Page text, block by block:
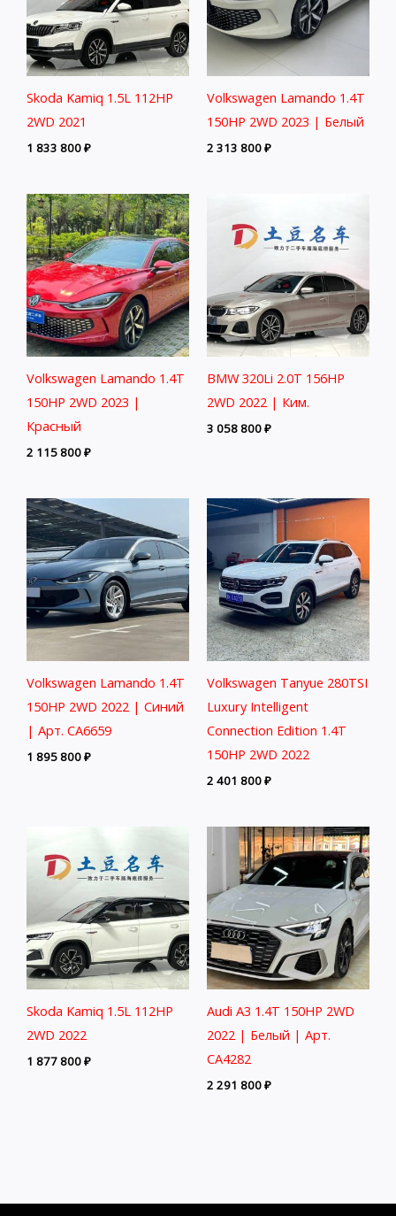
Skoda Kamiq 1.5L 112HP
2WD 2021
1 833 800₽
Volkswagen Lamando 1.4T
150HP 2WD 2023 | Белый
2 313 800₽
Volkswagen Lamando 1.4T
150HP 2WD 2023 |
Красный
2 115 800₽
BMW 320Li 2.0T 156HP
2WD 2022 | Ким.
3 058 800₽
Volkswagen Lamando 1.4T
150HP 2WD 2022 | Синий
| Арт. CA6659
1 895 800₽
Volkswagen Tanyue 280TSI
Luxury Intelligent
Connection Edition 1.4T
150HP 2WD 2022
2 401 800₽
Skoda Kamiq 1.5L 112HP
2WD 2022
1 877 800₽
Audi A3 1.4T 150HP 2WD
2022 | Белый | Арт.
CA4282
2 291 800₽